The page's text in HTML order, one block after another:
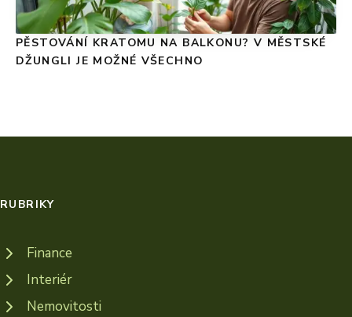
PĚSTOVÁNÍ KRATOMU NA BALKONU? V MĚSTSKÉ
DŽUNGLI JE MOŽNÉ VŠECHNO
RUBRIKY
Finance
Interiér
Nemovitosti